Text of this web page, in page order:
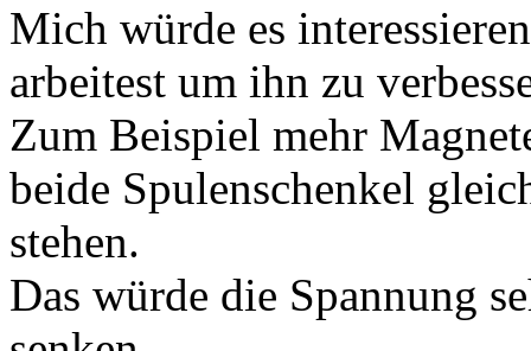
Mich würde es
arbeitest um ihn zu
Zum Beispiel mehr
beide Spulenschenkel
stehen.
Das würde die Spannung